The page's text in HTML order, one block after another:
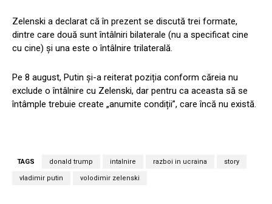
Zelenski a declarat că în prezent se discută trei formate,
dintre care două sunt întâlniri bilaterale (nu a specificat cine
cu cine) și una este o întâlnire trilaterală.
Pe 8 august, Putin și-a reiterat poziția conform căreia nu
exclude o întâlnire cu Zelenski, dar pentru ca aceasta să se
întâmple trebuie create „anumite condiții”, care încă nu există.
TAGS donald trump intalnire razboi in ucraina story
vladimir putin volodimir zelenski